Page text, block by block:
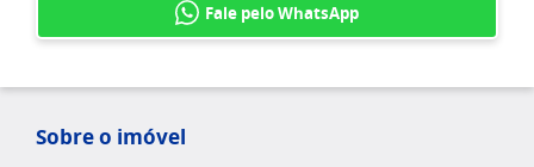
Fale pelo WhatsApp
Sobre o imóvel